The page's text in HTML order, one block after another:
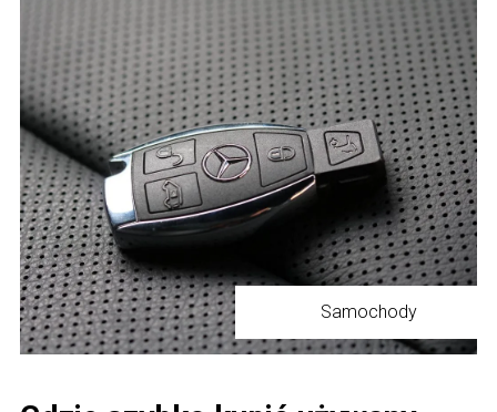
Samochody